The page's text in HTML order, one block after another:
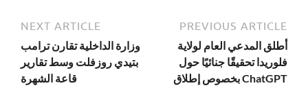
PREVIOUS ARTICLE
أطلق المدعي العام لولاية
فلوريدا تحقيقًا جنائيًا حول
ChatGPT بخصوص إطلاق
NEXT ARTICLE
وزارة الداخلية تقارن ترامب
بتيدي روزفلت وسط تقارير
قاعة الشهرة